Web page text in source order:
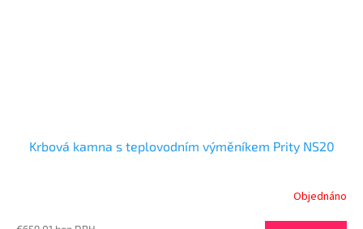
Krbová kamna s teplovodním výměníkem Prity NS20
Objednáno